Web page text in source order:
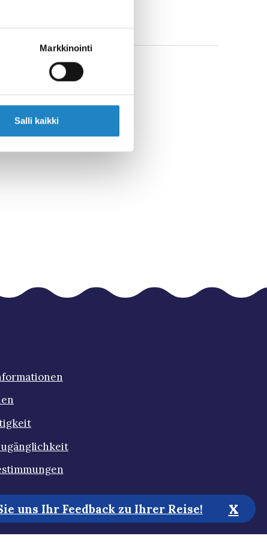
Markkinointi
Salli kaikki
uns Ihr Feedback zu Ihrer Reise! x